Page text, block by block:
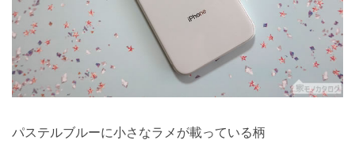
パステルブルーに小さなラメが載っている柄